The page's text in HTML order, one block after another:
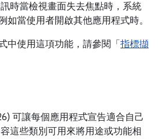
時當檢視畫面失去焦點時，系統
如當使用者開啟其他應用程式時。
中使用這項功能，請參閱「 指標擷
可讓每個應用程式宣告適合自己
這些類別可用來將用途或功能相